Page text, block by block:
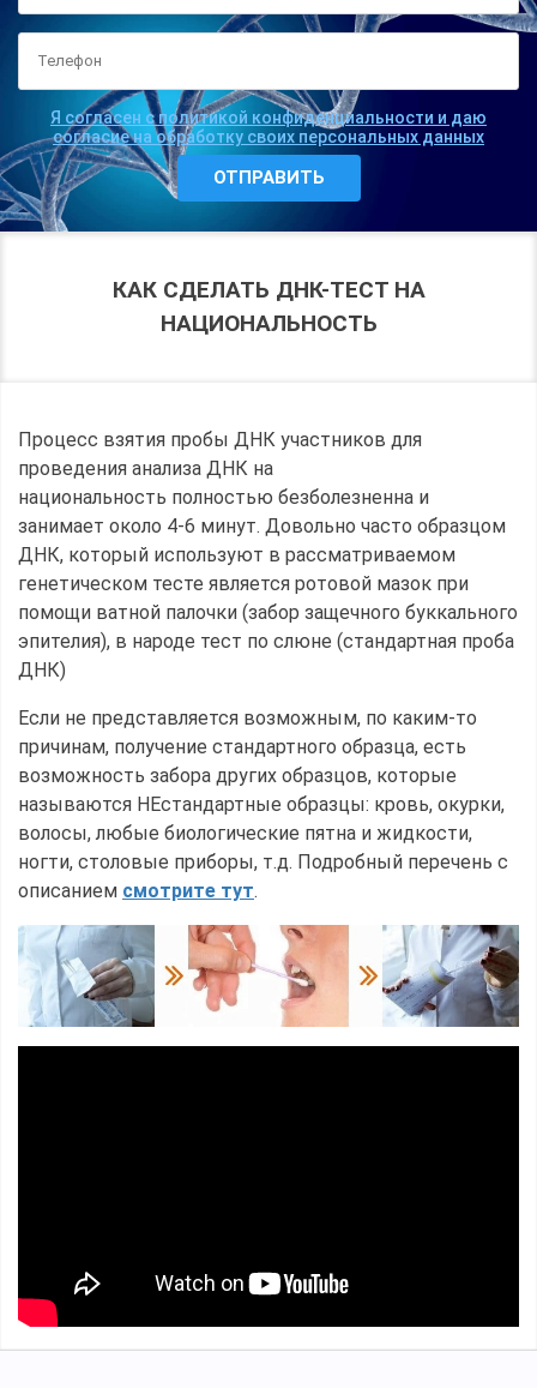
Я согласен с политикой конфиденциальности и даю
согласие на обработку своих персональных данных
КАК СДЕЛАТЬ ДНК-ТЕСТ НА
НАЦИОНАЛЬНОСТЬ
Процесс взятия пробы ДНК участников для
проведения анализа ДНК на
национальность полностью безболезненна и
занимает около 4-6 минут. Довольно часто образцом
ДНК, который используют в рассматриваемом
генетическом тесте является ротовой мазок при
помощи ватной палочки (забор защечного буккального
эпителия), в народе тест по слюне (стандартная проба
ДНК)
Если не представляется возможным, по каким-то
причинам, получение стандартного образца, есть
возможность забора других образцов, которые
называются НЕстандартные образцы: кровь, окурки,
волосы, любые биологические пятна и жидкости,
ногти, столовые приборы, т.д. Подробный перечень с
описанием смотрите тут.